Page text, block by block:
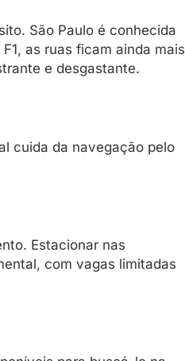
São Paulo é conhecida
as ruas ficam ainda mais
e desgastante.
cuida da navegação pelo
Estacionar nas
com vagas limitadas